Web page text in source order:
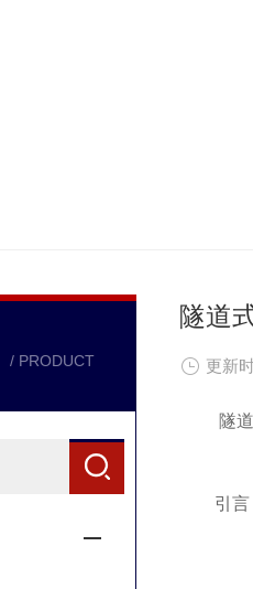
/ PRODUCT
隧道
更新
隧道式
引言